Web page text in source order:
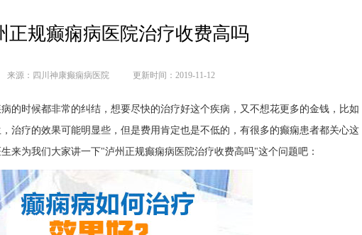
正规癫痫病医院治疗收费高吗
来源：四川神康癫痫病医院 更新时间：2019-11-12
的时候都非常的纠结，想要尽快的治疗好这个疾病，又不想花更多的金钱，比如
治疗的效果可能明显些，但是费用肯定也是不低的，有很多的癫痫患者都关心这
来为我们大家讲一下"泸州正规癫痫病医院治疗收费高吗"这个问题吧：